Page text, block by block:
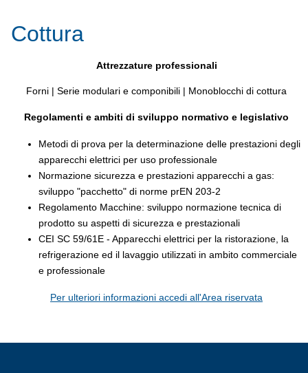
Cottura
Attrezzature professionali
Forni | Serie modulari e componibili | Monoblocchi di cottura
Regolamenti e ambiti di sviluppo normativo e legislativo
Metodi di prova per la determinazione delle prestazioni degli
apparecchi elettrici per uso professionale
Normazione sicurezza e prestazioni apparecchi a gas:
sviluppo "pacchetto" di norme prEN 203-2
Regolamento Macchine: sviluppo normazione tecnica di
prodotto su aspetti di sicurezza e prestazionali
CEI SC 59/61E - Apparecchi elettrici per la ristorazione, la
refrigerazione ed il lavaggio utilizzati in ambito commerciale
e professionale
Per ulteriori informazioni accedi all'Area riservata